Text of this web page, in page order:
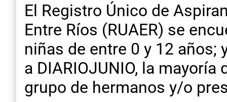
El Registro Único de
Entre Ríos (RUAER) se
niñas de entre 0 y 12 años;
a DIARIOJUNIO, la
grupo de hermanos y/o